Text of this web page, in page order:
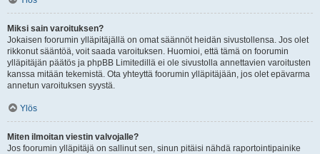
Miksi sain varoituksen?
Jokaisen foorumin ylläpitäjällä on omat säännöt heidän sivustollensa. Jos olet
rikkonut sääntöä, voit saada varoituksen. Huomioi, että tämä on foorumin
ylläpitäjän päätös ja phpBB Limitedillä ei ole sivustolla annettavien varoitusten
kanssa mitään tekemistä. Ota yhteyttä foorumin ylläpitäjään, jos olet epävarma
annetun varoituksen syystä.
Ylös
Miten ilmoitan viestin valvojalle?
Jos foorumin ylläpitäjä on sallinut sen, sinun pitäisi nähdä raportointipainike